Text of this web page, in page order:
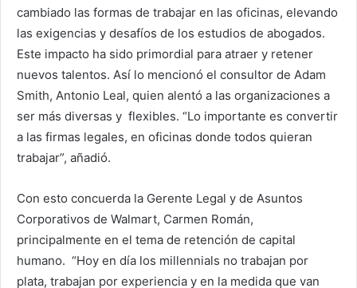
cambiado las formas de trabajar en las oficinas, elevando
las exigencias y desafíos de los estudios de abogados.
Este impacto ha sido primordial para atraer y retener
nuevos talentos. Así lo mencionó el consultor de Adam
Smith, Antonio Leal, quien alentó a las organizaciones a
ser más diversas y flexibles. “Lo importante es convertir
a las firmas legales, en oficinas donde todos quieran
trabajar”, añadió.
Con esto concuerda la Gerente Legal y de Asuntos
Corporativos de Walmart, Carmen Román,
principalmente en el tema de retención de capital
humano. “Hoy en día los millennials no trabajan por
plata, trabajan por experiencia y en la medida que van